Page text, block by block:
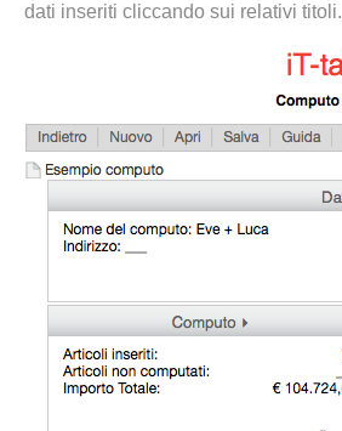
dati inseriti cliccando sui relativi titoli.